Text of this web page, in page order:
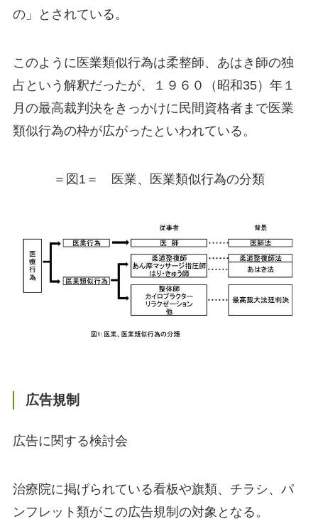
の」とされている。
このように医業類似行為は柔整師、あはき師の独
占という解釈だったが、１９６０（昭和35）年１
月の最高裁判決をきっかけに民間資格者まで医業
類似行為の枠が広がったといわれている。
＝図1＝ 医業、医業類似行為の分類
広告規制
広告に関する検討会
治療院に掲げられている看板や旗類、チラシ、パ
ンフレット類がこの広告規制の対象となる。